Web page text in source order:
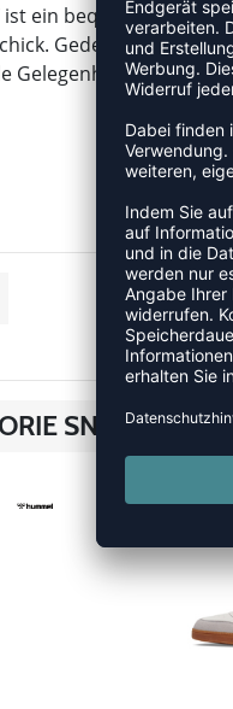
ist ein bequemer
Gedeckte,
Gelegenheit.
SNEAKER
NEW